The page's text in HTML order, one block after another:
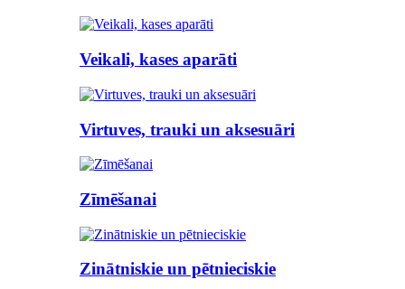
Veikali, kases aparāti
Virtuves, trauki un aksesuāri
Zīmēšanai
Zinātniskie un pētnieciskie